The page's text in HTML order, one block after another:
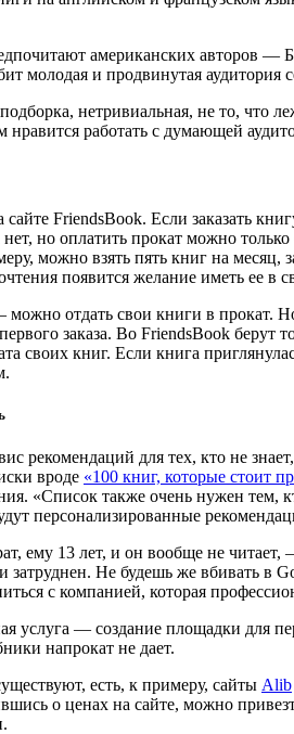
американских авторов —
молодая и продвинутая аудитория
подборка, нетривиальная, не то,
нравится работать с думающей
FriendsBook. Если заказать
но оплатить прокат можно только
можно взять пять книг на месяц,
появится желание иметь ее в
можно отдать свои книги в прокат.
заказа. Во FriendsBook
своих книг. Если книга
рекомендаций для тех, кто не
вроде «100 книг, которые стоит
«Список также очень нужен тем,
персонализированные
ему 13 лет, и он вообще не
затруднен. Не будешь же вбивать в
с компанией, которая
услуга — создание площадки для
напрокат не дает.
есть, к примеру, сайты Alib
о ценах на сайте, можно